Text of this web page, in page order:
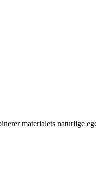
materialets naturlige